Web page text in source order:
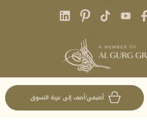
أضيفي/أضف إلى عربة التسوقآخر تحديث
٢٢:٣٠ GST، ٧ أغسطس ٢٠٢٦